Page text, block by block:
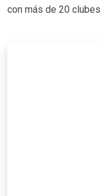
con más de 20